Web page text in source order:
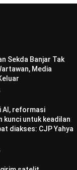
Sekda Banjar Tak
Media
AI, reformasi
kunci untuk keadilan
diakses: CJP Yahya